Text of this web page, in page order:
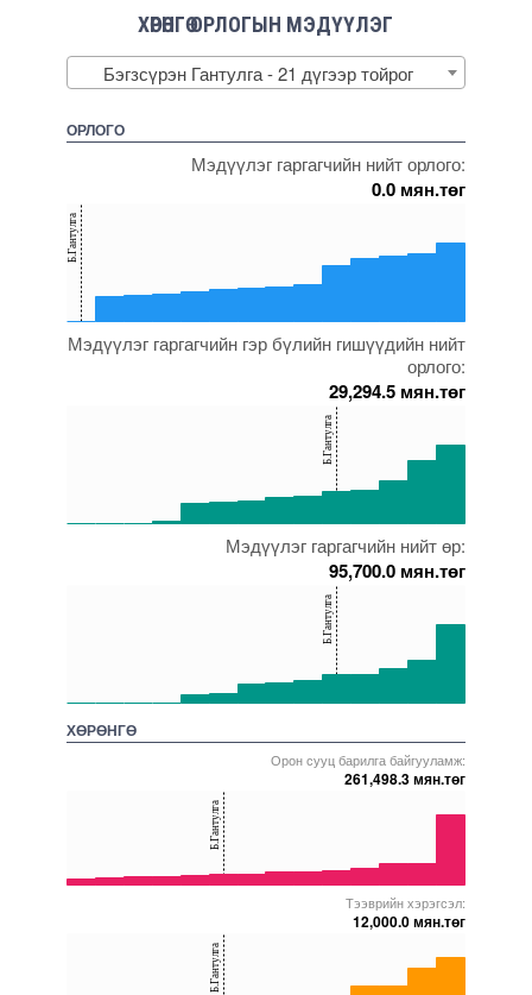
ХӨРӨНГӨ ОРЛОГЫН МЭДҮҮЛЭГ
Бэгзсүрэн Гантулга - 21 дүгээр тойрог
ОРЛОГО
Мэдүүлэг гаргагчийн нийт орлого:
0.0 мян.төг
50000000000000052716455000000000000005272004500000000000000527188150000000000000052291135000000000000005259997
Б.Гантулга
Мэдүүлэг гаргагчийн гэр бүлийн гишүүдийн нийт
орлого:
29,294.5 мян.төг
5000000000000005271731500000000000000527189350000000000000052716455000000000000005271737
Б.Гантулга
Мэдүүлэг гаргагчийн нийт өр:
95,700.0 мян.төг
50000000000000052716095000000000000005272004
Б.Гантулга
ХӨРӨНГӨ
Орон сууц барилга байгууламж:
261,498.3 мян.төг
50000000000000052720045000000000000005271877
Б.Гантулга
Тээврийн хэрэгсэл:
12,000.0 мян.төг
Б.Гантулга